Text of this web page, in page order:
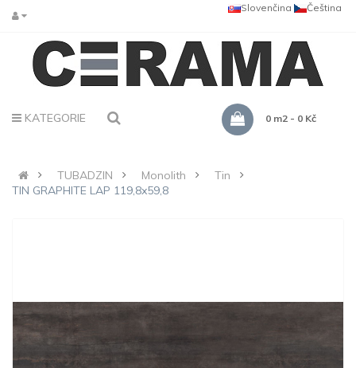
Čeština
Slovenčina
KATEGORIE 0 m2 - 0 Kč
TUBADZIN Monolith
Tin
TIN GRAPHITE LAP 119,8x59,8